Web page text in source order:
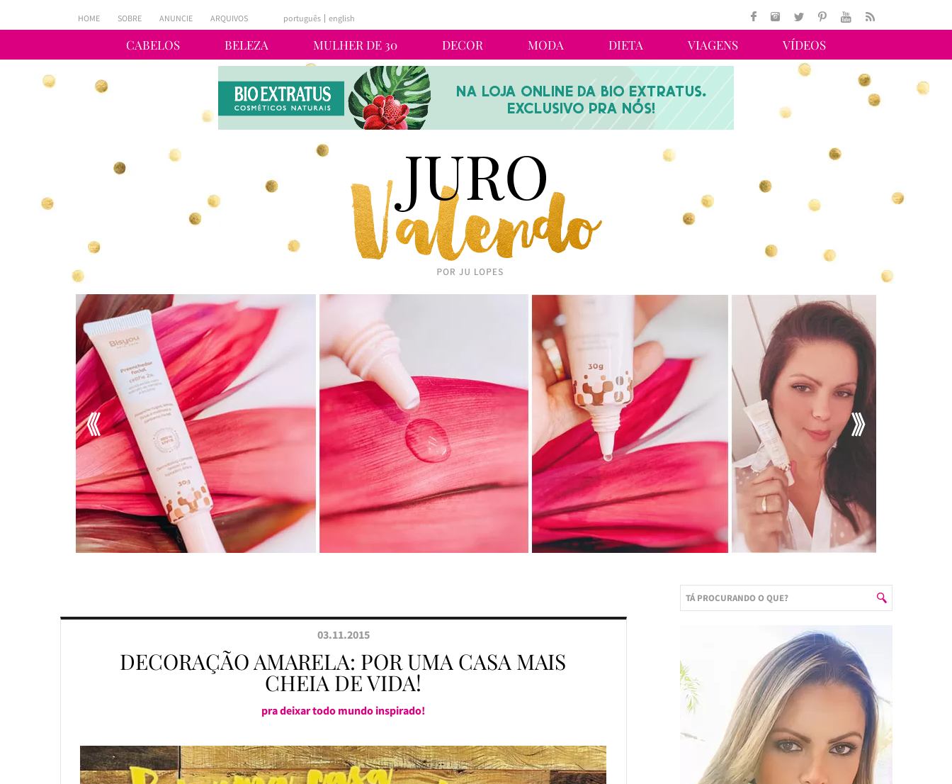
CABELOS BELEZA MULHER DE 30 DECOR MODA DIETA VIAGENS VÍDEOS
HOME SOBRE ANUNCIE ARQUIVOS português english
03.11.2015
DECORAÇÃO AMARELA: POR UMA CASA MAIS
CHEIA DE VIDA!
pra deixar todo mundo inspirado!